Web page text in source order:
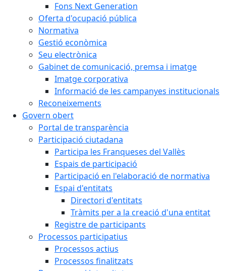
Fons Next Generation
Oferta d'ocupació pública
Normativa
Gestió econòmica
Seu electrònica
Gabinet de comunicació, premsa i imatge
Imatge corporativa
Informació de les campanyes institucionals
Reconeixements
Govern obert
Portal de transparència
Participació ciutadana
Participa les Franqueses del Vallès
Espais de participació
Participació en l'elaboració de normativa
Espai d'entitats
Directori d'entitats
Tràmits per a la creació d'una entitat
Registre de participants
Processos participatius
Processos actius
Processos finalitzats